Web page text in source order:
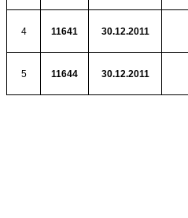
4 11641 30.12.2011
5 11644 30.12.2011